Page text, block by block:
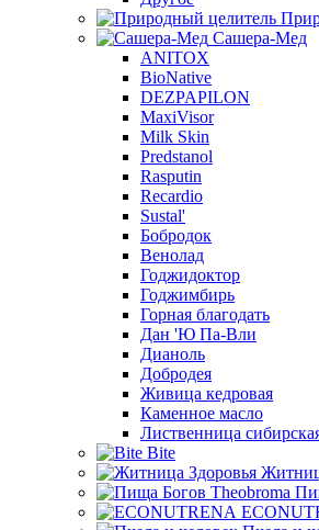
Сашера-Мед
ANITOX
BioNative
DEZPAPILON
MaxiVisor
Milk Skin
Predstanol
Rasputin
Recardio
Sustal'
Бобродок
Венолад
Годжидоктор
Годжимбирь
Горная благодать
Дан 'Ю Па-Вли
Дианоль
Добродея
Живица кедровая
Каменное масло
Лиственница
Bite